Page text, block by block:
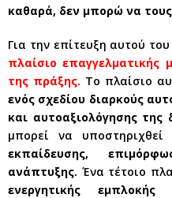
καθαρά, δεν μπορώ να
Για την επίτευξη αυτού
πλαίσιο επαγγελματικής
της πράξης. Το πλαίσιο
ενός σχεδίου διαρκούς
και αυτοαξιολόγησης της
μπορεί να
εκπαίδευσης,
ανάπτυξης. Ένα τέτοιο
ενεργητικής